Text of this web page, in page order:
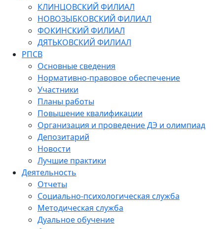
КЛИНЦОВСКИЙ ФИЛИАЛ
НОВОЗЫБКОВСКИЙ ФИЛИАЛ
ФОКИНСКИЙ ФИЛИАЛ
ДЯТЬКОВСКИЙ ФИЛИАЛ
РПСВ
Основные сведения
Нормативно-правовое обеспечение
Участники
Планы работы
Повышение квалификации
Организация и проведение ДЭ и олимпиад
Депозитарий
Новости
Лучшие практики
Деятельность
Отчеты
Социально-психологическая служба
Методическая служба
Дуальное обучение